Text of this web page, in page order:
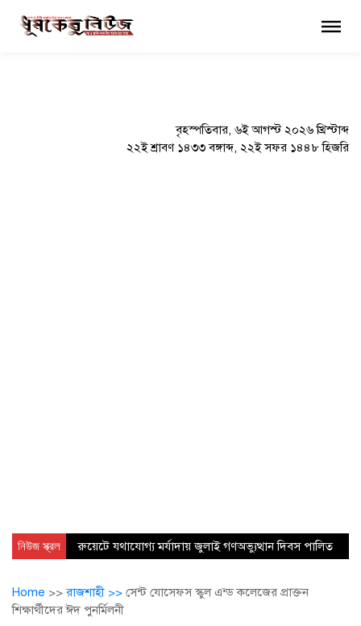
বৃহস্পতিবার, ৬ই আগস্ট ২০২৬ খ্রিস্টাব্দ
২২ই শ্রাবণ ১৪৩৩ বঙ্গাব্দ, ২২ই সফর ১৪৪৮ হিজরি
×
নিউজ স্ক্রল রুয়েটে যথাযোগ্য মর্যাদায় জুলাই গণঅভ্যুত্থান দিবস পালিত
Home >>রাজশাহী >> সেন্ট যোসেফস স্কুল এন্ড কলেজের প্রাক্তন
শিক্ষার্থীদের ঈদ পুনর্মিলনী